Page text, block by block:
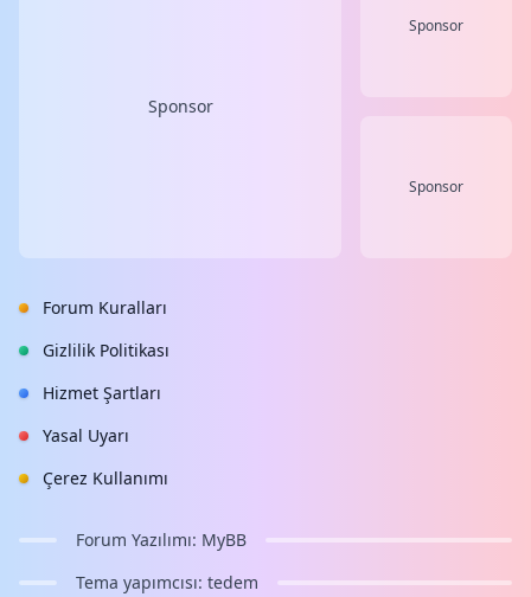
Sponsor
Sponsor
Sponsor
Forum Kuralları
Gizlilik Politikası
Hizmet Şartları
Yasal Uyarı
Çerez Kullanımı
Forum Yazılımı: MyBB
Tema yapımcısı: tedem